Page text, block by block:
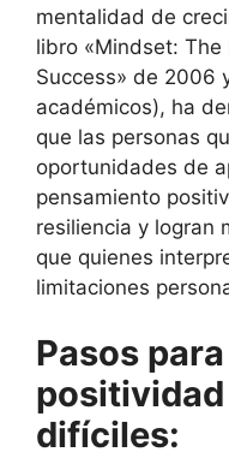
mentalidad de
libro «Mindset:
Success» de 2006
académicos), ha
que las personas
oportunidades de
pensamiento
resiliencia y logran
que quienes
limitaciones
Pasos
difíciles: